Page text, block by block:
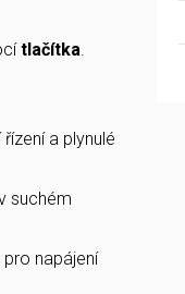
tlačítka.
a plynulé
suchém
napájení